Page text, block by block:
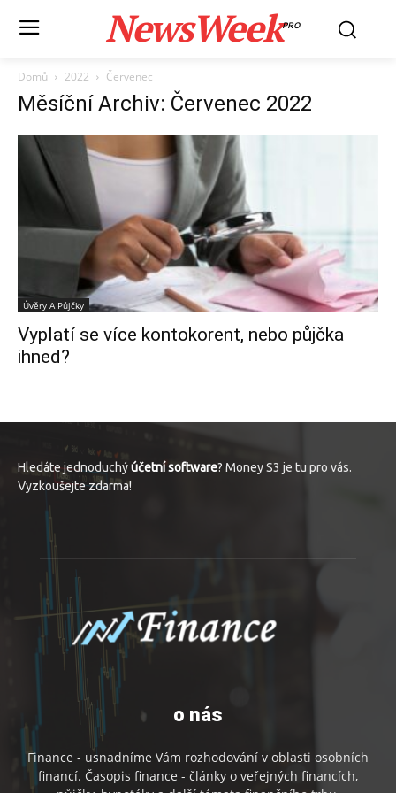
NewsWeekPRO
Domů 2022 Červenec
Měsíční Archiv: Červenec 2022
Úvěry A Půjčky
Vyplatí se více kontokorent, nebo půjčka
ihned?
Hledáte jednoduchýúčetní software? Money S3 je tu pro vás.
Vyzkoušejte zdarma!
o nás
Finance - usnadníme Vám rozhodování v oblasti osobních
financí. Časopis finance - články o veřejných financích,